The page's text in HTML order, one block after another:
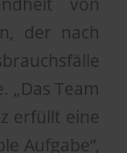
der nach
„Das Team
erfüllt eine
Aufgabe“,